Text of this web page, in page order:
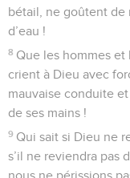
bétail, ne goûtent de
d’eau !
8 Que les hommes et
crient à Dieu avec
mauvaise conduite
de ses mains !
9 Qui sait si Dieu ne
s’il ne reviendra pas
nous ne périssions